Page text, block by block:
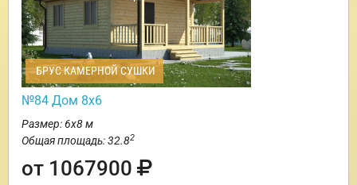
БРУС КАМЕРНОЙ СУШКИ
№84 Дом 8х6
Размер: 6х8 м
Общая площадь: 32.82
от 1067900